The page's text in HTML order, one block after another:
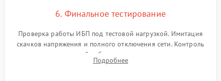
6. Финальное тестирование
Проверка работы ИБП под тестовой нагрузкой. Имитация
скачков напряжения и полного отключения сети. Контроль
времени автономной работы, температурного режима и
корректности формы выходного сигнала.
Подробнее